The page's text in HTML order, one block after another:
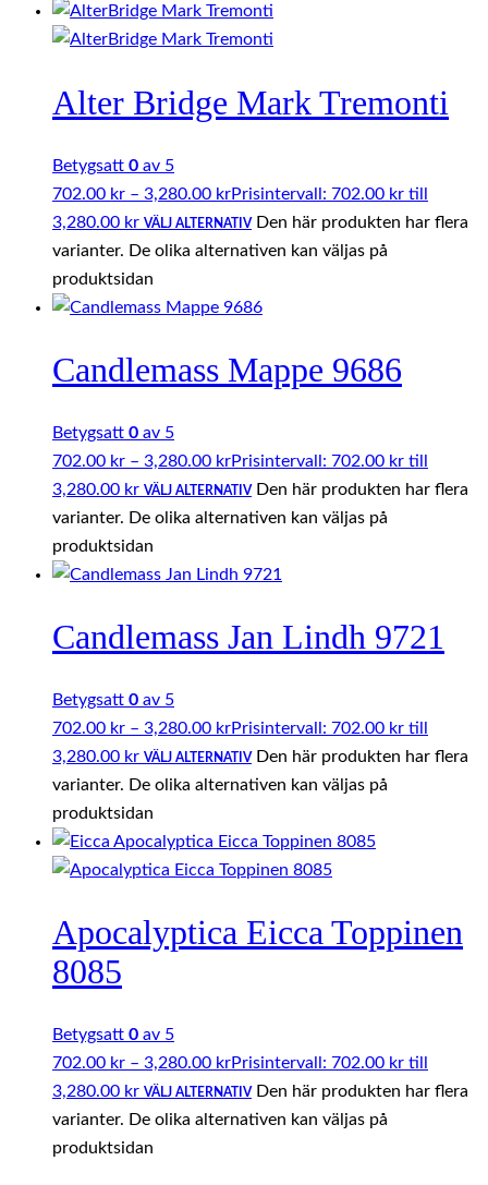
Alter Bridge Mark Tremonti
Betygsatt 0 av 5
702.00 kr – 3,280.00 krPrisintervall: 702.00 kr till
3,280.00 kr VÄLJ ALTERNATIV Den här produkten har flera
varianter. De olika alternativen kan väljas på
produktsidan
Candlemass Mappe 9686
Betygsatt 0 av 5
702.00 kr – 3,280.00 krPrisintervall: 702.00 kr till
3,280.00 kr VÄLJ ALTERNATIV Den här produkten har flera
varianter. De olika alternativen kan väljas på
produktsidan
Candlemass Jan Lindh 9721
Betygsatt 0 av 5
702.00 kr – 3,280.00 krPrisintervall: 702.00 kr till
3,280.00 kr VÄLJ ALTERNATIV Den här produkten har flera
varianter. De olika alternativen kan väljas på
produktsidan
Apocalyptica Eicca Toppinen
8085
Betygsatt 0 av 5
702.00 kr – 3,280.00 krPrisintervall: 702.00 kr till
3,280.00 kr VÄLJ ALTERNATIV Den här produkten har flera
varianter. De olika alternativen kan väljas på
produktsidan